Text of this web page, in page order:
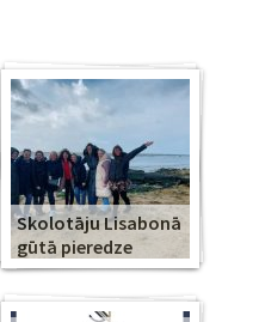
Skolotāju Lisabonā
gūtā pieredze